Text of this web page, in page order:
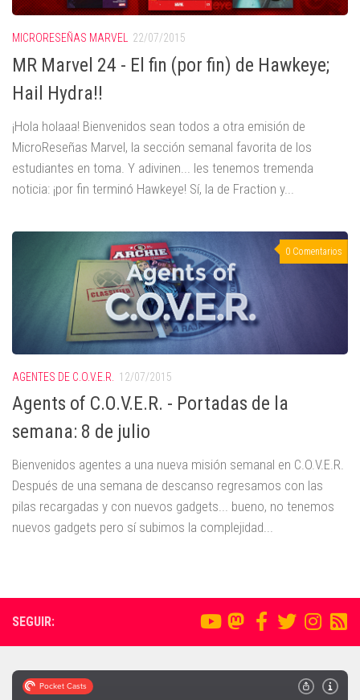
MICRORESEÑAS MARVEL 22/07/2015
MR Marvel 24 - El fin (por fin) de Hawkeye;
Hail Hydra!!
¡Hola holaaa! Bienvenidos sean todos a otra emisión de
MicroReseñas Marvel, la sección semanal favorita de los
estudiantes en toma. Y adivinen... les tenemos tremenda
noticia: ¡por fin terminó Hawkeye! Sí, la de Fraction y...
0 Comentarios
AGENTES DE C.O.V.E.R. 12/07/2015
Agents of C.O.V.E.R. - Portadas de la
semana: 8 de julio
Bienvenidos agentes a una nueva misión semanal en C.O.V.E.R.
Después de una semana de descanso regresamos con las
pilas recargadas y con nuevos gadgets... bueno, no tenemos
nuevos gadgets pero sí subimos la complejidad...
SEGUIR: